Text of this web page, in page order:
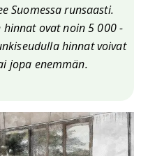
Suomessa runsaasti.
ovat noin 5 000 -
hinnat voivat
jopa enemmän.